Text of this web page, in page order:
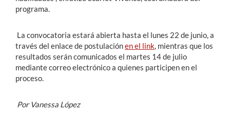
programa.
La convocatoria estará abierta hasta el lunes 22 de junio, a
través del enlace de postulaciónen el link , mientras que los
resultados serán comunicados el martes 14 de julio
mediante correo electrónico a quienes participen en el
proceso.
Por Vanessa López